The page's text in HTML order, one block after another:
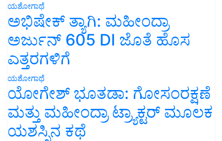
ಯಶೋಗಾಥೆ
ಅಭಿಷೇಕ್ ತ್ಯಾಗಿ: ಮಹೀಂದ್ರಾ
ಅರ್ಜುನ್ 605 DI ಜೊತೆ ಹೊಸ
ಎತ್ತರಗಳಿಗೆ
ಯಶೋಗಾಥೆ
ಯೋಗೇಶ್ ಭೂತಡಾ: ಗೋಸಂರಕ್ಷಣೆ
ಮತ್ತು ಮಹೀಂದ್ರಾ ಟ್ರ್ಯಾಕ್ಟರ್ ಮೂಲಕ
ಯಶಸ್ಸಿನ ಕಥೆ